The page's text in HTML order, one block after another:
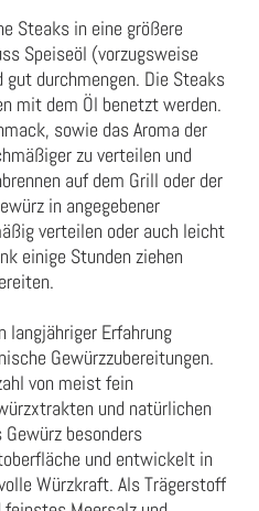
Steaks in eine größere
Speiseöl (vorzugsweise
gut durchmengen. Die Steaks
mit dem Öl benetzt werden.
sowie das Aroma der
zu verteilen und
auf dem Grill oder der
in angegebener
verteilen oder auch leicht
einige Stunden ziehen
langjähriger Erfahrung
Gewürzzubereitungen.
von meist fein
und natürlichen
besonders
und entwickelt in
Würzkraft. Als Trägerstoff